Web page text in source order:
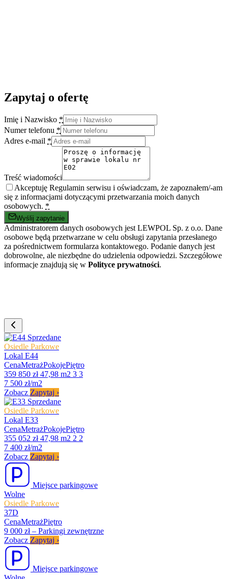
Zapytaj o ofertę
Imię i Nazwisko *
Numer telefonu *
Adres e-mail *
Treść wiadomości
Akceptuję Regulamin serwisu i oświadczam, że zapoznałem/-am
się z informacjami dotyczącymi przetwarzania moich danych
osobowych. *
Wyślij zapytanie
Administratorem danych osobowych jest LEWPOL Sp. z o.o. Dane
osobowe będą przetwarzane w celu obsługi zapytania przesłanego
za pośrednictwem formularza kontaktowego. Podanie danych jest
dobrowolne, ale niezbędne do udzielenia odpowiedzi. Szczegółowe
informacje znajdują się w Polityce prywatności.
Sprzedane
Osiedle Parkowe
Lokal E44
CenaMetrażPokojePiętro
359 850 zł 47,98 m2 3 3
7 500 zł/m2
Zobacz Zapytaj ›
Sprzedane
Osiedle Parkowe
Lokal E33
CenaMetrażPokojePiętro
355 052 zł 47,98 m2 2 2
7 400 zł/m2
Zobacz Zapytaj ›
Miejsce parkingowe
Wolne
Osiedle Parkowe
37D
CenaMetrażPiętro
9 000 zł – Parkingi zewnętrzne
Zobacz Zapytaj ›
Miejsce parkingowe